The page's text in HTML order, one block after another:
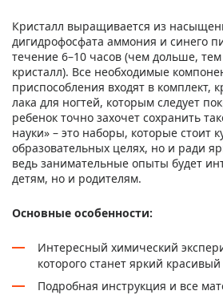
Кристалл выращивается из
дигидрофосфата аммония и синего
течение 6–10 часов (чем дольше,
кристалл). Все необходимые
приспособления входят в комплект,
лака для ногтей, которым следует
ребенок точно захочет сохранить
науки» – это наборы, которые стоит
образовательных целях, но и ради
ведь занимательные опыты будет
детям, но и родителям.
Основные особенности:
Интересный химический
которого станет яркий красивый
Подробная инструкция и все